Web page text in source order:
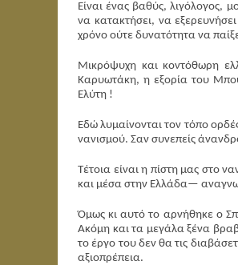
Είναι ένας βαθύς, λιγόλογος,
να κατακτήσει, να
χρόνο ούτε δυνατότητα να
Μικρόψυχη και κοντόθωρη
Καρυωτάκη, η εξορία του
Ελύτη !
Εδώ λυμαίνονται τον τόπο
νανισμού. Σαν συνεπείς
Τέτοια είναι η πίστη μας στο
και μέσα στην Ελλάδα—
Όμως κι αυτό το αρνήθηκε ο
Ακόμη και τα μεγάλα ξένα
το έργο του δεν θα τις
αξιοπρέπεια.